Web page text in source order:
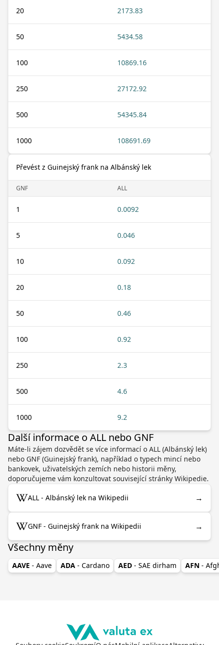
20 2173.83
50 5434.58
100 10869.16
250 27172.92
500 54345.84
1000 108691.69
Převést z Guinejský frank na Albánský lek
GNF ALL
1 0.0092
5 0.046
10 0.092
20 0.18
50 0.46
100 0.92
250 2.3
500 4.6
1000 9.2
Další informace o ALL nebo GNF
Máte-li zájem dozvědět se více informací o ALL (Albánský lek)
nebo GNF (Guinejský frank), například o typech mincí nebo
bankovek, uživatelských zemích nebo historii měny,
doporučujeme vám konzultovat související stránky Wikipedie.
ALL - Albánský lek na Wikipedii →
GNF - Guinejský frank na Wikipedii →
Všechny měny
AAVE - Aave ADA - Cardano AED - SAE dirham AFN -